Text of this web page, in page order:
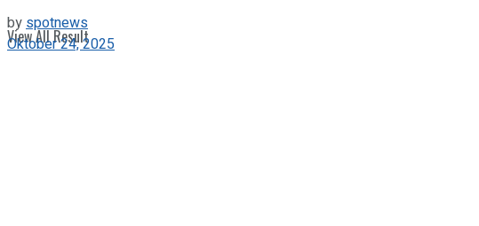
View All Result
byspotnews
Oktober 24, 2025